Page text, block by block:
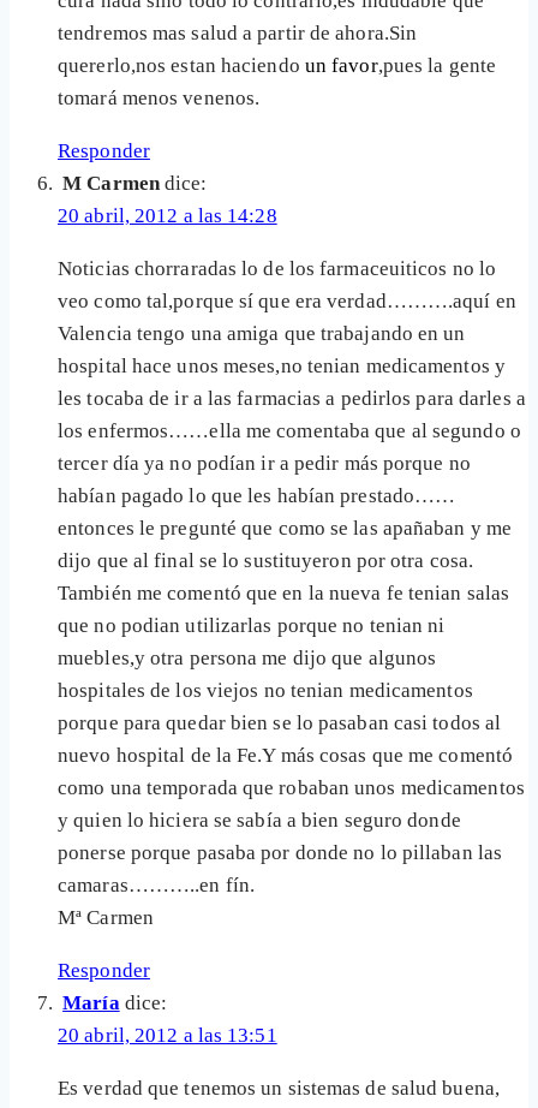
tendremos mas salud a partir de ahora.Sin
quererlo,nos estan haciendo un favor,pues la gente
tomará menos venenos.
Responder
M Carmen dice:
20 abril, 2012 a las 14:28
Noticias chorraradas lo de los farmaceuiticos no lo
veo como tal,porque sí que era verdad……….aquí en
Valencia tengo una amiga que trabajando en un
hospital hace unos meses,no tenian medicamentos y
les tocaba de ir a las farmacias a pedirlos para darles a
los enfermos……ella me comentaba que al segundo o
tercer día ya no podían ir a pedir más porque no
habían pagado lo que les habían prestado……
entonces le pregunté que como se las apañaban y me
dijo que al final se lo sustituyeron por otra cosa.
También me comentó que en la nueva fe tenian salas
que no podian utilizarlas porque no tenian ni
muebles,y otra persona me dijo que algunos
hospitales de los viejos no tenian medicamentos
porque para quedar bien se lo pasaban casi todos al
nuevo hospital de la Fe.Y más cosas que me comentó
como una temporada que robaban unos medicamentos
y quien lo hiciera se sabía a bien seguro donde
ponerse porque pasaba por donde no lo pillaban las
camaras………..en fín.
Mª Carmen
Responder
María dice:
20 abril, 2012 a las 13:51
Es verdad que tenemos un sistemas de salud buena,